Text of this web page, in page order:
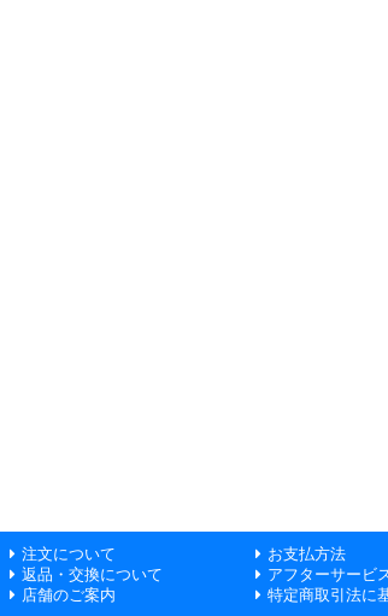
注文について
お支払方法
返品・交換について
アフターサービ
店舗のご案内
特定商取引法に